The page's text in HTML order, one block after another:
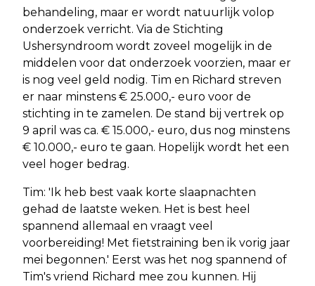
behandeling, maar er wordt natuurlijk volop
onderzoek verricht. Via de Stichting
Ushersyndroom wordt zoveel mogelijk in de
middelen voor dat onderzoek voorzien, maar er
is nog veel geld nodig. Tim en Richard streven
er naar minstens € 25.000,- euro voor de
stichting in te zamelen. De stand bij vertrek op
9 april was ca. € 15.000,- euro, dus nog minstens
€ 10.000,- euro te gaan. Hopelijk wordt het een
veel hoger bedrag.
Tim: 'Ik heb best vaak korte slaapnachten
gehad de laatste weken. Het is best heel
spannend allemaal en vraagt veel
voorbereiding! Met fietstraining ben ik vorig jaar
mei begonnen.' Eerst was het nog spannend of
Tim's vriend Richard mee zou kunnen. Hij